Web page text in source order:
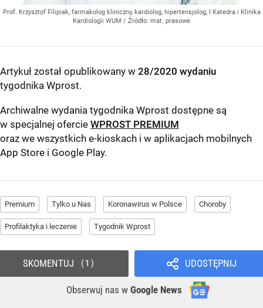
Prof. Krzysztof Filipiak, farmakolog kliniczny, kardiolog, hipertensjolog, I Katedra i Klinika
Kardiologii WUM / Źródło: mat. prasowe
Artykuł został opublikowany w 28/2020 wydaniu
tygodnika Wprost.
Archiwalne wydania tygodnika Wprost dostępne są
w specjalnej ofercie WPROST PREMIUM
oraz we wszystkich e-kioskach i w aplikacjach mobilnych
App Store i Google Play.
Premium Tylko u Nas Koronawirus w Polsce Choroby
Profilaktyka i leczenie Tygodnik Wprost
UDOSTĘPNIJ
Obserwuj nas w Google News
SKOMENTUJ 1